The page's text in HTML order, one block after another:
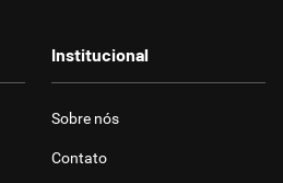
Institucional
Sobre nós
Contato